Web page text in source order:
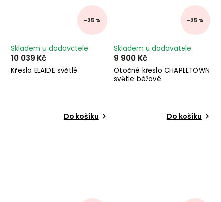
–25 %
Křeslo ELAIDE světlé
Skladem u dodavatele
10 039 Kč
Do košíku
–25 %
Otočné křeslo CHAPELTOWN
světle béžové
Skladem u dodavatele
9 900 Kč
Do košíku